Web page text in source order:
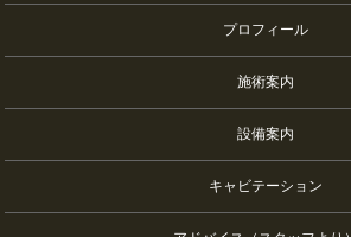
プロフィール
施術案内
設備案内
キャビテーション